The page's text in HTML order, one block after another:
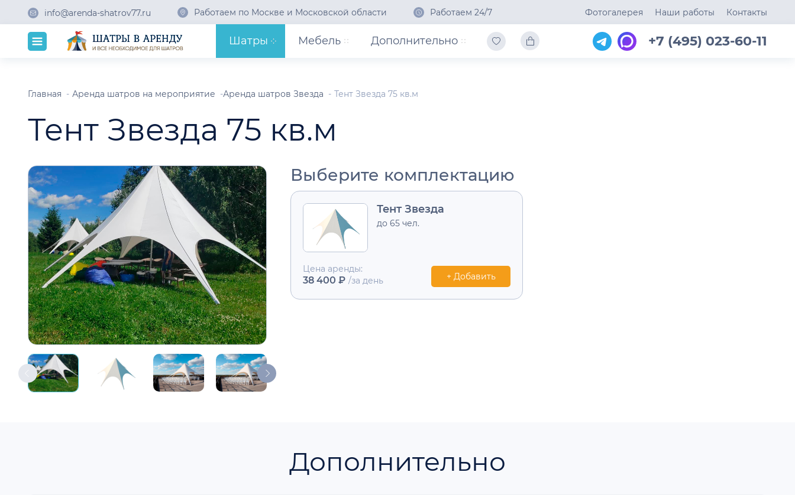
info@arenda-shatrov77.ru Работаем по Москве и Московской области Работаем 24/7 Фотогалерея Наши работы Контакты
Шатры Мебель Дополнительно +7 (495) 023-60-11
Главная Аренда шатров на мероприятие Аренда шатров Звезда Тент Звезда 75 кв.м
Тент Звезда 75 кв.м
Выберите комплектацию
Тент Звезда
до 65 чел.
Цена аренды:
38 400 ₽ /за день + Добавить
Дополнительно